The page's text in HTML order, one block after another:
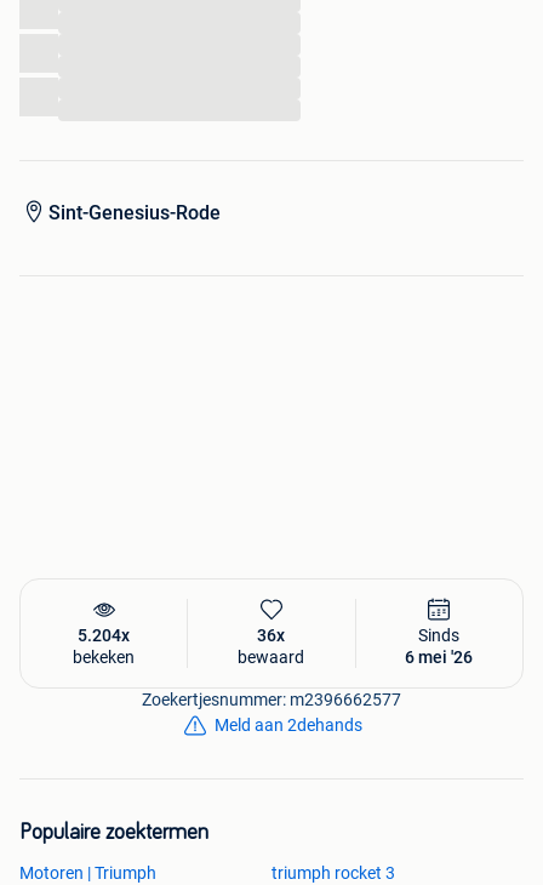
Sint-Genesius-Rode
5.204x
bekeken
36x
bewaard
Sinds
6 mei '26
Zoekertjesnummer: m2396662577
Meld aan 2dehands
Populaire zoektermen
Motoren | Triumph
triumph rocket 3